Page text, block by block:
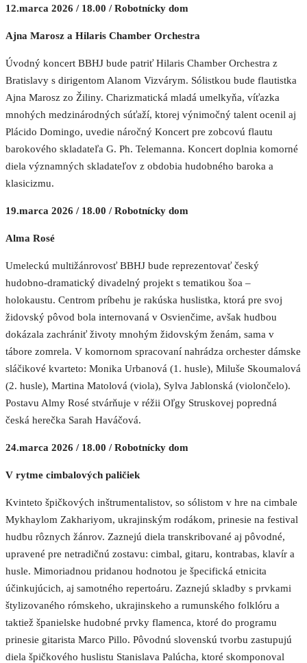
12.marca 2026 / 18.00 / Robotnícky dom
Ajna Marosz a Hilaris Chamber Orchestra
Úvodný koncert BBHJ bude patriť Hilaris Chamber Orchestra z
Bratislavy s dirigentom Alanom Vizvárym. Sólistkou bude flautistka
Ajna Marosz zo Žiliny. Charizmatická mladá umelkyňa, víťazka
mnohých medzinárodných súťaží, ktorej výnimočný talent ocenil aj
Plácido Domingo, uvedie náročný Koncert pre zobcovú flautu
barokového skladateľa G. Ph. Telemanna. Koncert doplnia komorné
diela významných skladateľov z obdobia hudobného baroka a
klasicizmu.
19.marca 2026 / 18.00 / Robotnícky dom
Alma Rosé
Umeleckú multižánrovosť BBHJ bude reprezentovať český
hudobno-dramatický divadelný projekt s tematikou šoa –
holokaustu. Centrom príbehu je rakúska huslistka, ktorá pre svoj
židovský pôvod bola internovaná v Osvienčime, avšak hudbou
dokázala zachrániť životy mnohým židovským ženám, sama v
tábore zomrela. V komornom spracovaní nahrádza orchester dámske
sláčikové kvarteto: Monika Urbanová (1. husle), Miluše Skoumalová
(2. husle), Martina Matolová (viola), Sylva Jablonská (violončelo).
Postavu Almy Rosé stvárňuje v réžii Oľgy Struskovej popredná
česká herečka Sarah Haváčová.
24.marca 2026 / 18.00 / Robotnícky dom
V rytme cimbalových paličiek
Kvinteto špičkových inštrumentalistov, so sólistom v hre na cimbale
Mykhaylom Zakhariyom, ukrajinským rodákom, prinesie na festival
hudbu rôznych žánrov. Zaznejú diela transkribované aj pôvodné,
upravené pre netradičnú zostavu: cimbal, gitaru, kontrabas, klavír a
husle. Mimoriadnou pridanou hodnotou je špecifická etnicita
účinkujúcich, aj samotného repertoáru. Zaznejú skladby s prvkami
štylizovaného rómskeho, ukrajinskeho a rumunského folklóru a
taktiež španielske hudobné prvky flamenca, ktoré do programu
prinesie gitarista Marco Pillo. Pôvodnú slovenskú tvorbu zastupujú
diela špičkového huslistu Stanislava Palúcha, ktoré skomponoval